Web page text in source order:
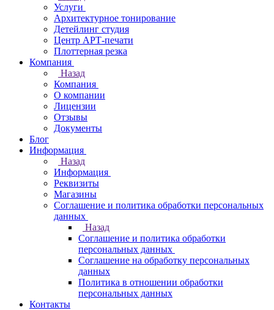
Услуги
Архитектурное тонирование
Детейлинг студия
Центр АРТ-печати
Плоттерная резка
Компания
Назад
Компания
О компании
Лицензии
Отзывы
Документы
Блог
Информация
Назад
Информация
Реквизиты
Магазины
Соглашение и политика обработки персональных
данных
Назад
Соглашение и политика обработки
персональных данных
Соглашение на обработку персональных
данных
Политика в отношении обработки
персональных данных
Контакты